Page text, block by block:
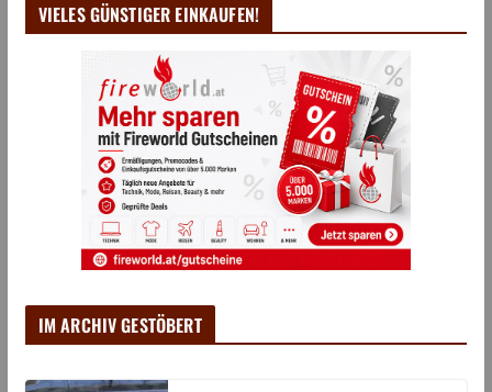
VIELES GÜNSTIGER EINKAUFEN!
IM ARCHIV GESTÖBERT